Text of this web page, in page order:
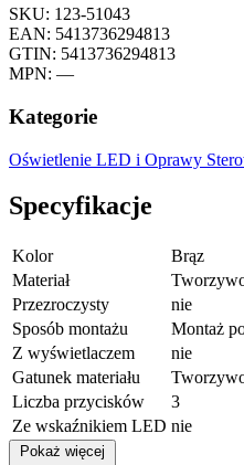
SKU: 123-51043
EAN: 5413736294813
GTIN: 5413736294813
MPN: —
Kategorie
Oświetlenie LED i Oprawy
Specyfikacje
Kolor
Brąz
Materiał
Przezroczysty
nie
Sposób montażu
Montaż
Z wyświetlaczem
nie
Gatunek materiału
Liczba przycisków
3
Ze wskaźnikiem LED nie
Pokaż więcej